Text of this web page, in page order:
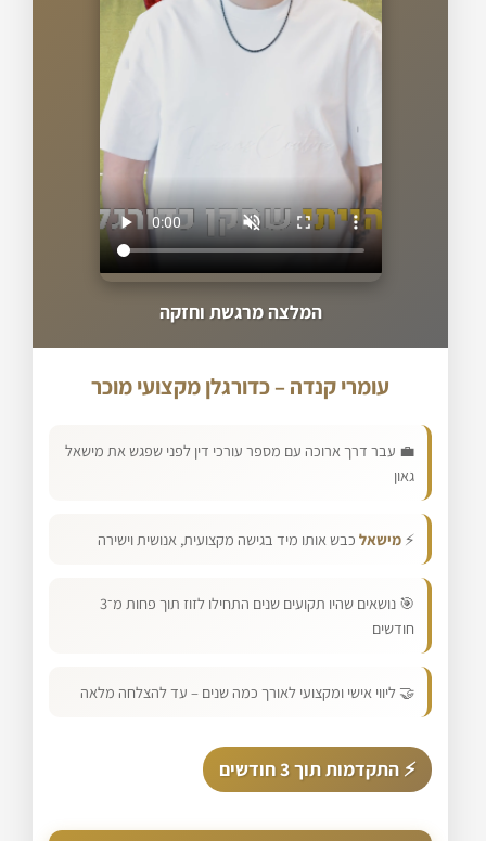
המלצה מרגשת וחזקה
עומרי קנדה – כדורגלן מקצועי מוכר
💼 עבר דרך ארוכה עם מספר עורכי דין לפני שפגש את מישאל
גאון
⚡ מישאל כבש אותו מיד בגישה מקצועית, אנושית וישירה
🎯 נושאים שהיו תקועים שנים התחילו לזוז תוך פחות מ־3
חודשים
🤝 ליווי אישי ומקצועי לאורך כמה שנים – עד להצלחה מלאה
⚡ התקדמות תוך 3 חודשים